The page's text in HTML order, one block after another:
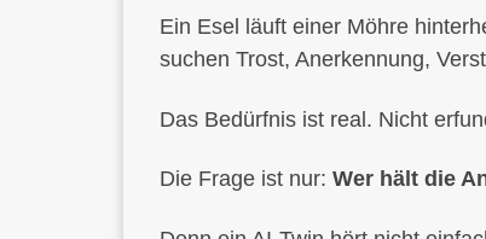
Ein Esel läuft einer Möhre
suchen Trost, Anerkennung,
Das Bedürfnis ist real. Nicht
Die Frage ist nur: Wer hält die